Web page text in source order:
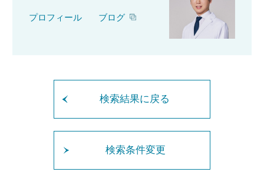
プロフィール ブログ
検索結果に戻る
検索条件変更